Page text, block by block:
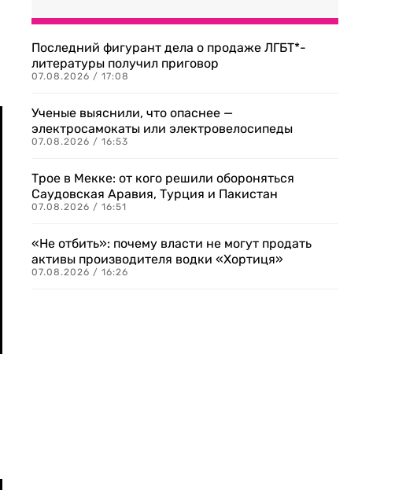
Последний фигурант дела о продаже ЛГБТ*-
литературы получил приговор
07.08.2026 / 17:08
Ученые выяснили, что опаснее —
электросамокаты или электровелосипеды
07.08.2026 / 16:53
Трое в Мекке: от кого решили обороняться
Саудовская Аравия, Турция и Пакистан
07.08.2026 / 16:51
«Не отбить»: почему власти не могут продать
активы производителя водки «Хортиця»
07.08.2026 / 16:26